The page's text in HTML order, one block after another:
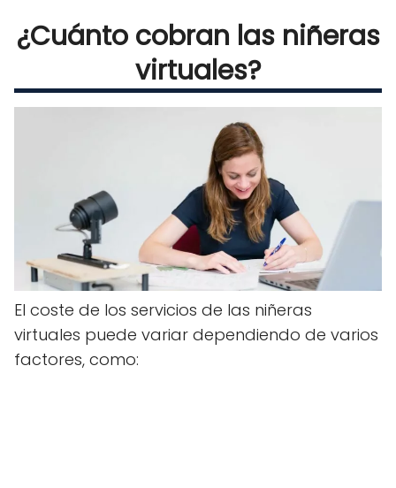
¿Cuánto cobran las niñeras
virtuales?
El coste de los servicios de las niñeras
virtuales puede variar dependiendo de varios
factores, como: